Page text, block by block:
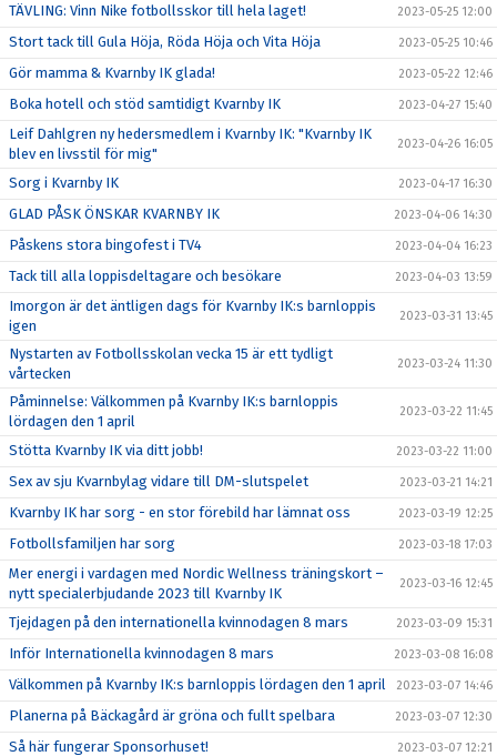
TÄVLING: Vinn Nike fotbollsskor till hela laget! 2023-05-25 12:00
Stort tack till Gula Höja, Röda Höja och Vita Höja 2023-05-25 10:46
Gör mamma & Kvarnby IK glada! 2023-05-22 12:46
Boka hotell och stöd samtidigt Kvarnby IK 2023-04-27 15:40
Leif Dahlgren ny hedersmedlem i Kvarnby IK: "Kvarnby IK
blev en livsstil för mig"
2023-04-26 16:05
Sorg i Kvarnby IK 2023-04-17 16:30
GLAD PÅSK ÖNSKAR KVARNBY IK 2023-04-06 14:30
Påskens stora bingofest i TV4 2023-04-04 16:23
Tack till alla loppisdeltagare och besökare 2023-04-03 13:59
Imorgon är det äntligen dags för Kvarnby IK:s barnloppis
igen
2023-03-31 13:45
Nystarten av Fotbollsskolan vecka 15 är ett tydligt
vårtecken
2023-03-24 11:30
Påminnelse: Välkommen på Kvarnby IK:s barnloppis
lördagen den 1 april
2023-03-22 11:45
Stötta Kvarnby IK via ditt jobb! 2023-03-22 11:00
Sex av sju Kvarnbylag vidare till DM-slutspelet 2023-03-21 14:21
Kvarnby IK har sorg - en stor förebild har lämnat oss 2023-03-19 12:25
Fotbollsfamiljen har sorg 2023-03-18 17:03
Mer energi i vardagen med Nordic Wellness träningskort –
nytt specialerbjudande 2023 till Kvarnby IK
2023-03-16 12:45
Tjejdagen på den internationella kvinnodagen 8 mars 2023-03-09 15:31
Inför Internationella kvinnodagen 8 mars 2023-03-08 16:08
Välkommen på Kvarnby IK:s barnloppis lördagen den 1 april 2023-03-07 14:46
Planerna på Bäckagård är gröna och fullt spelbara 2023-03-07 12:30
Så här fungerar Sponsorhuset! 2023-03-07 12:21